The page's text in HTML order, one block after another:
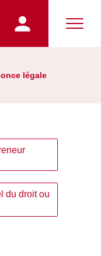
légale
du droit ou